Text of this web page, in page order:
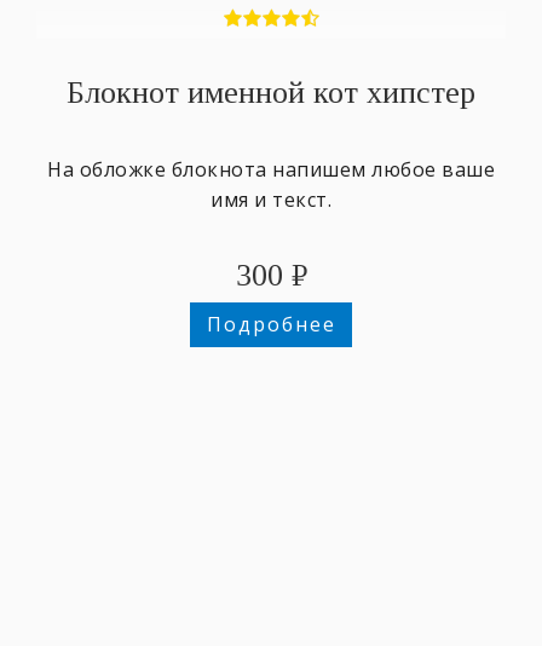
Блокнот именной кот хипстер
На обложке блокнота напишем любое ваше
имя и текст.
300 ₽
Подробнее